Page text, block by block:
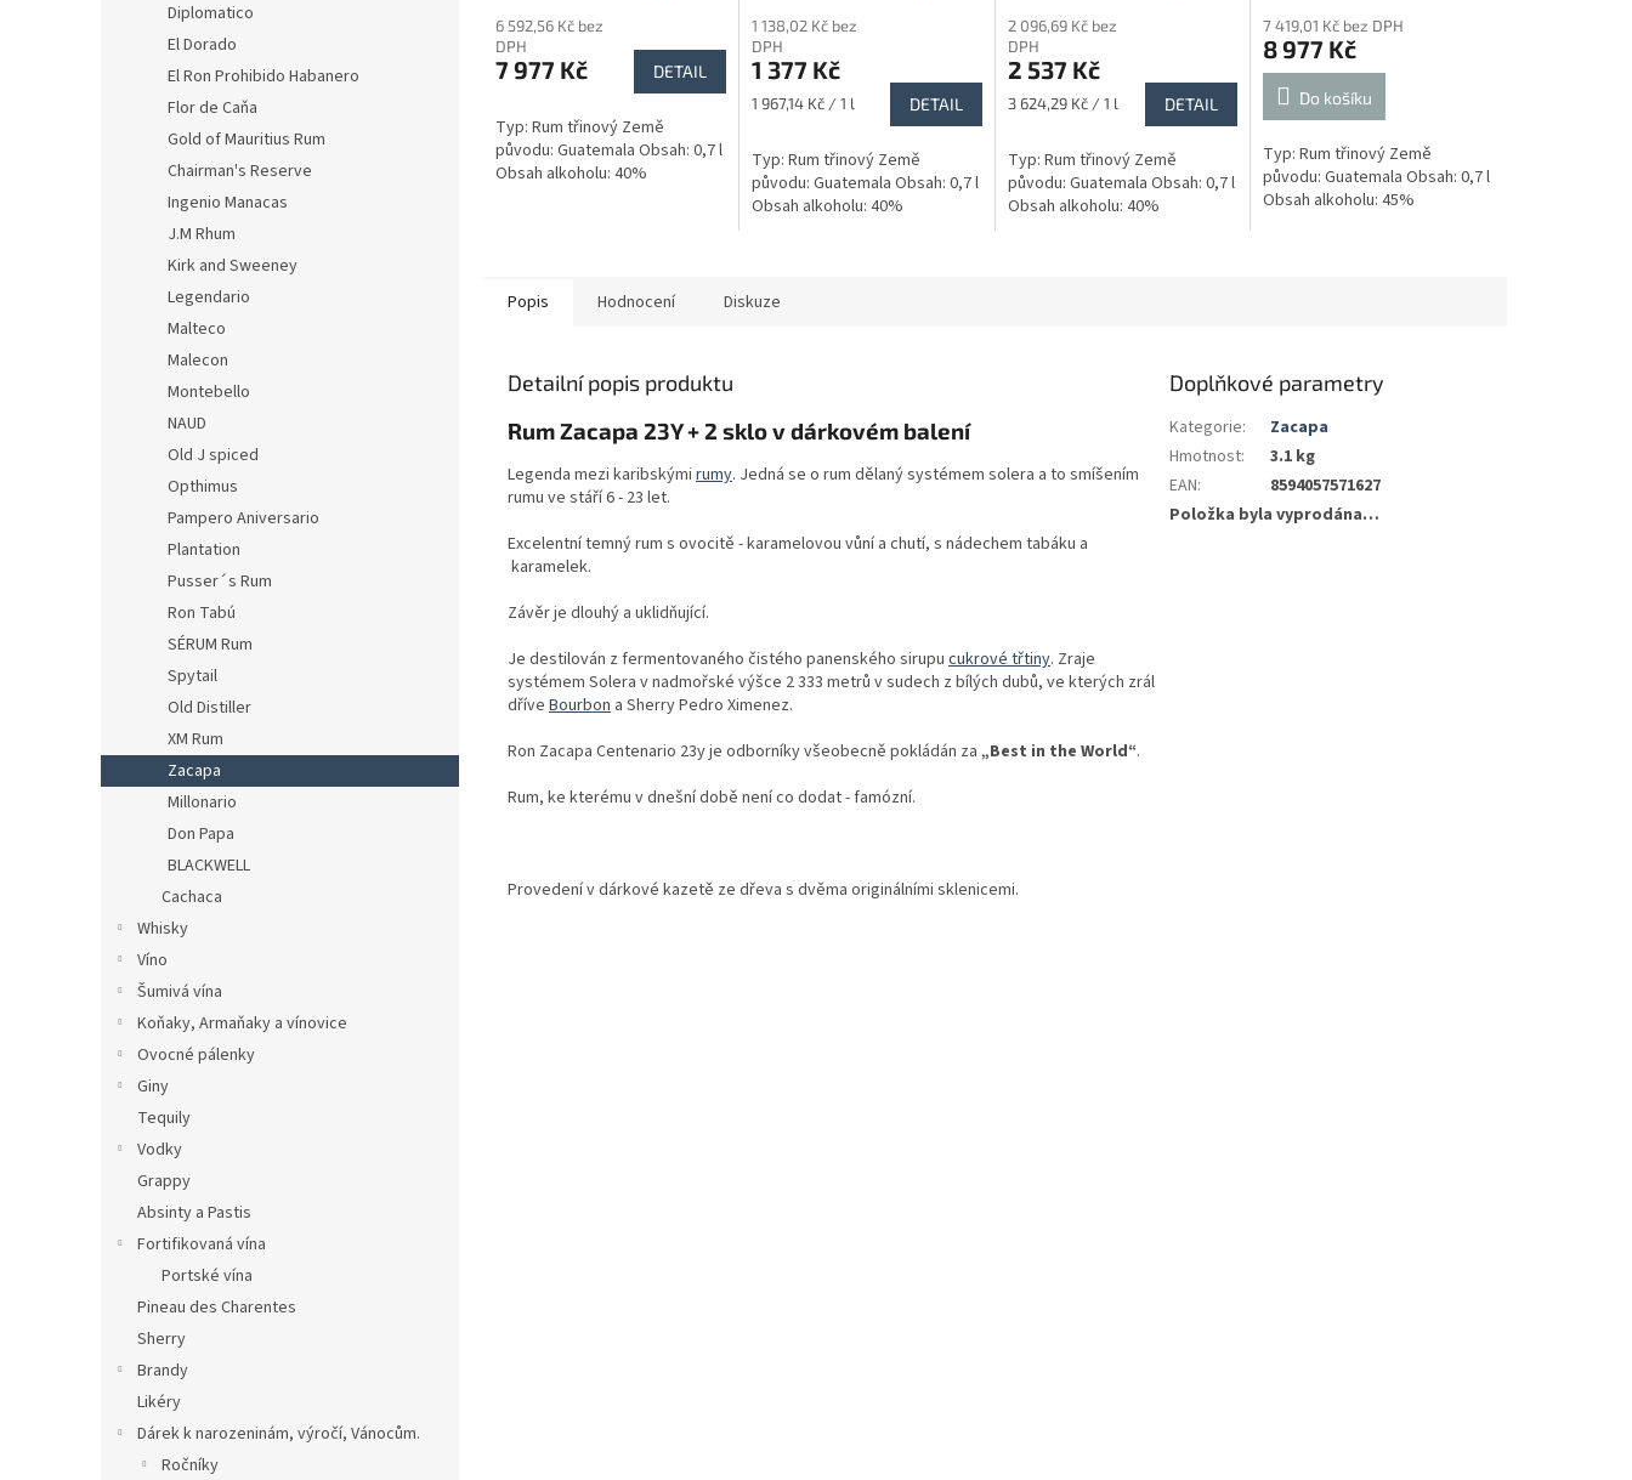
Diplomatico
El Dorado
El Ron Prohibido Habanero
Flor de Caňa
Gold of Mauritius Rum
Chairman's Reserve
Ingenio Manacas
J.M Rhum
Kirk and Sweeney
Legendario
Malteco
Malecon
Montebello
NAUD
Old J spiced
Opthimus
Pampero Aniversario
Plantation
Pusser´s Rum
Ron Tabú
SÉRUM Rum
Spytail
Old Distiller
XM Rum
Zacapa
Millonario
Don Papa
BLACKWELL
Cachaca
Whisky
Víno
Šumivá vína
Koňaky, Armaňaky a vínovice
Ovocné pálenky
Giny
Tequily
Vodky
Grappy
Absinty a Pastis
Fortifikovaná vína
Portské vína
Pineau des Charentes
Sherry
Brandy
Likéry
Dárek k narozeninám, výročí, Vánocům.
Ročníky
6 592,56 Kč bez
DPH
7 977 Kč DETAIL
Typ: Rum třinový Země
původu: Guatemala Obsah: 0,7 l
Obsah alkoholu: 40%
1 138,02 Kč bez
DPH
1 377 Kč
Měrná
1 967,14 Kč / 1 l DETAIL
Typ: Rum třinový Země
původu: Guatemala Obsah: 0,7 l
Obsah alkoholu: 40%
2 096,69 Kč bez
DPH
2 537 Kč
Měrná
3 624,29 Kč / 1 l DETAIL
Typ: Rum třinový Země
původu: Guatemala Obsah: 0,7 l
Obsah alkoholu: 40%
7 419,01 Kč bez DPH
8 977 Kč
Do košíku
Typ: Rum třinový Země
původu: Guatemala Obsah: 0,7 l
Obsah alkoholu: 45%
Popis Hodnocení Diskuze
Detailní popis produktu
Rum Zacapa 23Y + 2 sklo v dárkovém balení
Legenda mezi karibskými rumy. Jedná se o rum dělaný systémem solera a to smíšením
rumu ve stáří 6 - 23 let.
Excelentní temný rum s ovocitě - karamelovou vůní a chutí, s nádechem tabáku a
karamelek.
Závěr je dlouhý a uklidňující.
Je destilován z fermentovaného čistého panenského sirupu cukrové třtiny. Zraje
systémem Solera v nadmořské výšce 2 333 metrů v sudech z bílých dubů, ve kterých zrál
dříve Bourbon a Sherry Pedro Ximenez.
Ron Zacapa Centenario 23y je odborníky všeobecně pokládán za „Best in the World“.
Rum, ke kterému v dnešní době není co dodat - famózní.
Provedení v dárkové kazetě ze dřeva s dvěma originálními sklenicemi.
Doplňkové parametry
Kategorie:
Zacapa
Hmotnost:
3.1 kg
EAN:
8594057571627
Položka byla vyprodána…